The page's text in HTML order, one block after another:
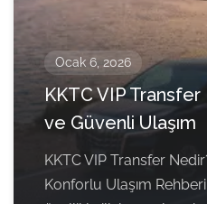
Ocak 6, 2026
KKTC VIP
ve Güvenli Ulaşım
KKTC VIP Transfer
Konforlu Ulaşım Rehberi